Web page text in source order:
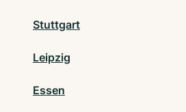
Stuttgart
Leipzig
Essen